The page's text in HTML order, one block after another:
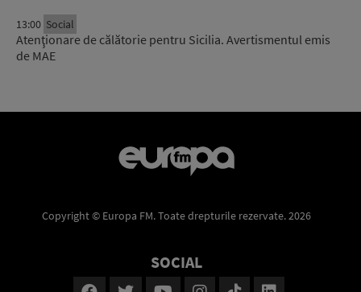
13:00 Social
Atenţionare de călătorie pentru Sicilia. Avertismentul emis
de MAE
Copyright © Europa FM. Toate drepturile rezervate. 2026
SOCIAL